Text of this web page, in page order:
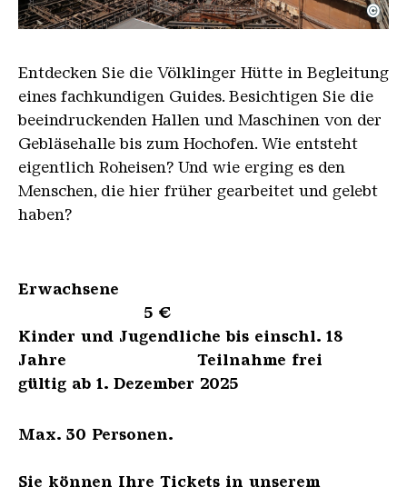
Der Erzschrägaufzug der Völklinger Hütte mit
Copyright: Weltkulturerbe Völklinger Hütte | Karl
©
Entdecken Sie die Völklinger Hütte in Begleitung
eines fachkundigen Guides. Besichtigen Sie die
beeindruckenden Hallen und Maschinen von der
Gebläsehalle bis zum Hochofen. Wie entsteht
eigentlich Roheisen? Und wie erging es den
Menschen, die hier früher gearbeitet und gelebt
haben?
Erwachsene
5 €
Kinder und Jugendliche bis einschl. 18
Jahre Teilnahme frei
gültig ab 1. Dezember 2025
Max. 30 Personen.
Sie können Ihre Tickets in unserem